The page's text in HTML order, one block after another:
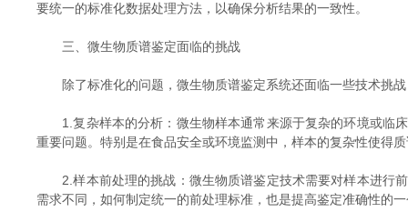
要统一的标准化数据处理方法，以确保分析结果的一致性。
三、微生物质谱鉴定面临的挑战
除了标准化的问题，微生物质谱鉴定系统还面临一些技术挑战
1.复杂样本的分析：微生物样本通常来源于复杂的环境或临床
重要问题。特别是在食品安全或环境监测中，样本的复杂性使得
2.样本前处理的挑战：微生物质谱鉴定技术需要对样本进行前
需求不同，如何制定统一的前处理标准，也是提高鉴定准确性的